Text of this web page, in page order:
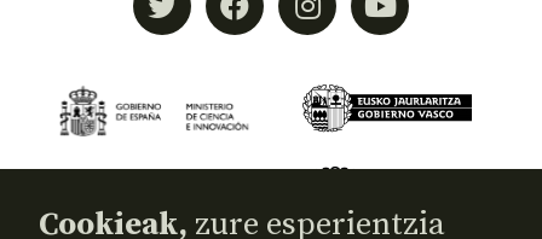
Cookieak, zure esperientzia